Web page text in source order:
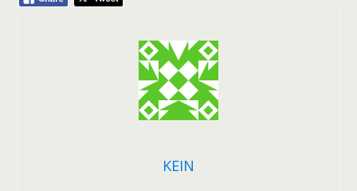
KEIN